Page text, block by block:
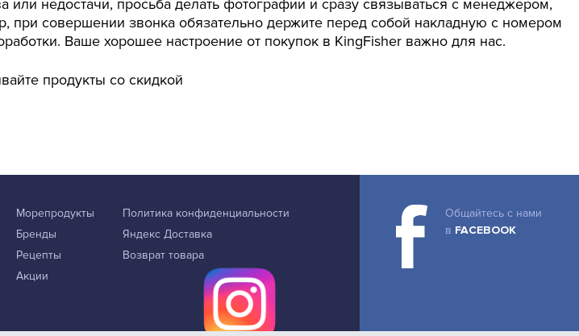
или недостачи, просьба делать фотографии и сразу связываться с менеджером,
совершении звонка обязательно держите перед собой накладную с номером
Ваше хорошее настроение от покупок в KingFisher важно для нас.
продукты со скидкой
Морепродукты
Бренды
Рецепты
Акции
Политика конфиденциальности
Яндекс Доставка
Возврат товара
Общайтесь с нами
в FACEBOOK